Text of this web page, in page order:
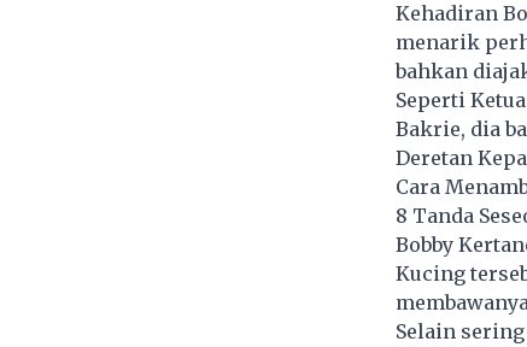
Kehadiran
menarik
bahkan
Seperti
Bakrie, dia
Deretan
Cara
8 Tanda
Bobby
Kucing
Selain